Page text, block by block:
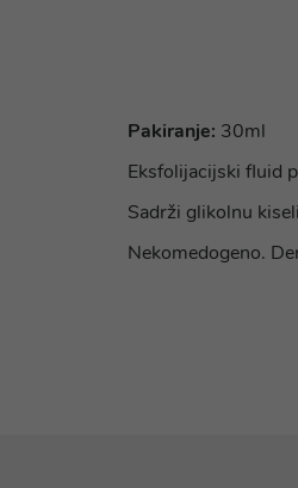
Pakiranje: 30ml
Eksfolijacijski fluid
Sadrži glikolnu
Nekomedogeno.